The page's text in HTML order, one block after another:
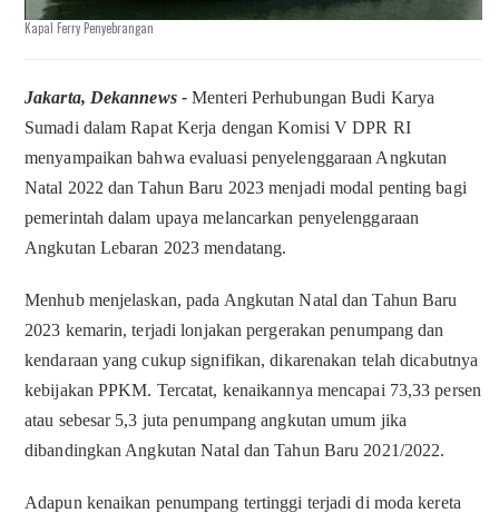
Kapal Ferry Penyebrangan
Jakarta, Dekannews -Menteri Perhubungan Budi Karya
Sumadi dalam Rapat Kerja dengan Komisi V DPR RI
menyampaikan bahwa evaluasi penyelenggaraan Angkutan
Natal 2022 dan Tahun Baru 2023 menjadi modal penting bagi
pemerintah dalam upaya melancarkan penyelenggaraan
Angkutan Lebaran 2023 mendatang.
Menhub menjelaskan, pada Angkutan Natal dan Tahun Baru
2023 kemarin, terjadi lonjakan pergerakan penumpang dan
kendaraan yang cukup signifikan, dikarenakan telah dicabutnya
kebijakan PPKM. Tercatat, kenaikannya mencapai 73,33 persen
atau sebesar 5,3 juta penumpang angkutan umum jika
dibandingkan Angkutan Natal dan Tahun Baru 2021/2022.
Adapun kenaikan penumpang tertinggi terjadi di moda kereta